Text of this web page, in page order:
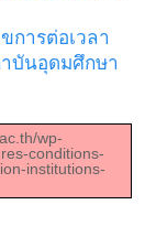
การต่อเวลา
บันอุดมศึกษา
wp-
conditions-
institutions-